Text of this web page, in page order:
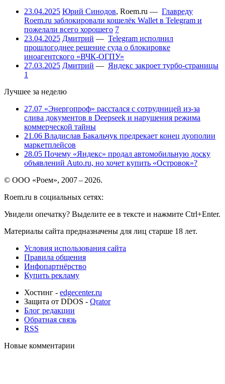
23.04.2025 Юрий Синодов, Roem.ru — Главреду
Roem.ru заблокировали кошелёк Wallet в Telegram и
пожелали всего хорошего 7
23.04.2025 Дмитрий — Telegram исполнил
прошлогоднее решение суда о блокировке
иноагентского «ВЧК-ОГПУ»
27.03.2025 Дмитрий — Яндекс закроет турбо-страницы
1
Лучшее за неделю
27.07 «Энергопроф» расстался с сотрудницей из-за
слива документов в Deepseek и нарушения режима
коммерческой тайны
21.06 Владислав Бакальчук предрекает конец дуополии
маркетплейсов
28.05 Почему «Яндекс» продал автомобильную доску
объявлений Auto.ru, но хочет купить «Островок»?
© ООО «Роем», 2007 – 2026.
Roem.ru в социальных сетях:
Увидели опечатку? Выделите ее в тексте и нажмите Ctrl+Enter.
Материалы сайта предназначены для лиц старше 18 лет.
Условия использования сайта
Правила общения
Инфопартнёрство
Купить рекламу
Хостинг - edgecenter.ru
Защита от DDOS - Qrator
Блог редакции
Обратная связь
RSS
Новые комментарии